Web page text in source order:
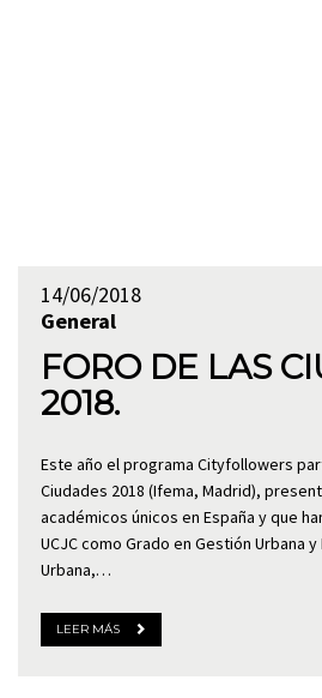
14/06/2018
General
FORO DE LAS
2018.
Este año el programa Cityfollowers
Ciudades 2018 (Ifema, Madrid),
académicos únicos en España y que
UCJC como Grado en Gestión Urbana
Urbana,…
LEER MÁS